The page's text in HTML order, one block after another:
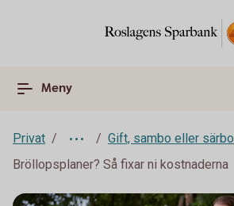
Meny
Privat
Gift, sambo eller särbo
Bröllopsplaner? Så fixar ni kostnaderna